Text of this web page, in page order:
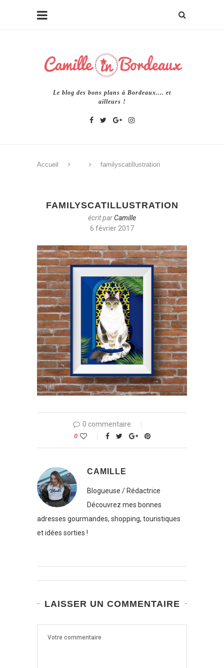
Le blog des bons plans à Bordeaux.... et
ailleurs !
Accueil familyscatillustration
FAMILYSCATILLUSTRATION
écrit parCamille
6 février 2017
0 commentaire
0
CAMILLE
Blogueuse / Rédactrice
Découvrez mes bonnes
adresses gourmandes, shopping, touristiques
et idées sorties !
LAISSER UN COMMENTAIRE